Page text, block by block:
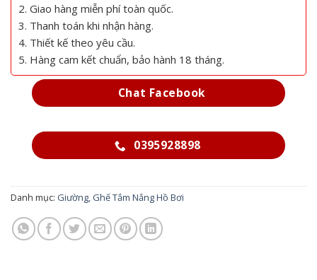
2. Giao hàng miễn phí toàn quốc.
3. Thanh toán khi nhận hàng.
4. Thiết kế theo yêu cầu.
5. Hàng cam kết chuẩn, bảo hành 18 tháng.
Chat Facebook
0395928898
Danh mục: Giường, Ghế Tắm Nắng Hồ Bơi